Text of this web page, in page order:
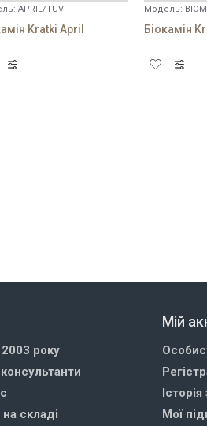
APRIL/TUV
Kratki April
Модель:
2003 року
складі
Мій
Мої